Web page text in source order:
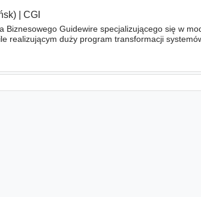
CGI
Biznesowego Guidewire specjalizującego się w
realizującym duży program transformacji